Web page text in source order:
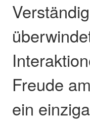
Freude
ein